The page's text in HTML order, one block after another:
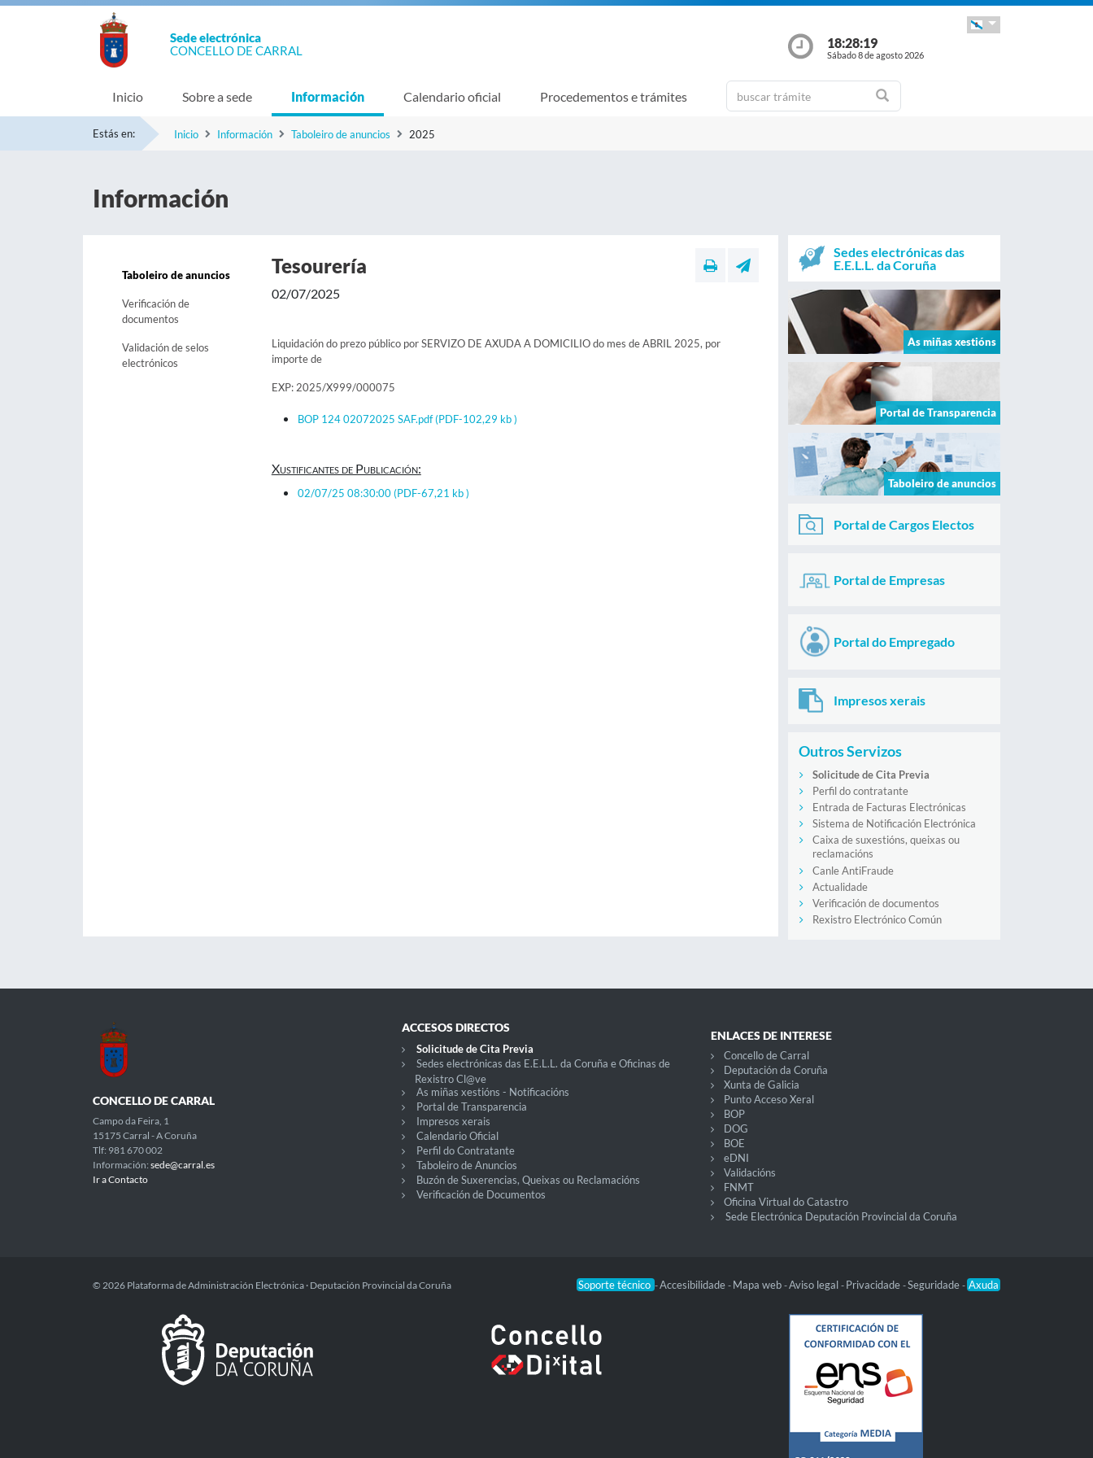
Sede electrónica
CONCELLO DE CARRAL
18:28:19
Sábado 8 de agosto 2026
Inicio Sobre a sede Información Calendario oficial Procedementos e trámites
Estás en: Inicio Información Taboleiro de anuncios 2025
Información
Taboleiro de anuncios
Verificación de
documentos
Validación de selos
electrónicos
Tesourería
02/07/2025
Liquidación do prezo público por SERVIZO DE AXUDA A DOMICILIO do mes de ABRIL 2025, por
importe de
EXP: 2025/X999/000075
BOP 124 02072025 SAF.pdf(PDF-102,29 kb )
Xustificantes de Publicación:
02/07/25 08:30:00(PDF-67,21 kb )
Sedes electrónicas das
E.E.L.L. da Coruña
As miñas xestións
Portal de Transparencia
Taboleiro de anuncios
Portal de Cargos Electos
Portal de Empresas
Portal do Empregado
Impresos xerais
Outros Servizos
Solicitude de Cita Previa
Perfil do contratante
Entrada de Facturas Electrónicas
Sistema de Notificación Electrónica
Caixa de suxestións, queixas ou
reclamacións
Canle AntiFraude
Actualidade
Verificación de documentos
Rexistro Electrónico Común
CONCELLO DE CARRAL
Campo da Feira, 1
15175 Carral - A Coruña
Tlf: 981 670 002
Información: sede@carral.es
Ir a Contacto
ACCESOS DIRECTOS
Solicitude de Cita Previa
Sedes electrónicas das E.E.L.L. da Coruña e Oficinas de
Rexistro Cl@ve
As miñas xestións - Notificacións
Portal de Transparencia
Impresos xerais
Calendario Oficial
Perfil do Contratante
Taboleiro de Anuncios
Buzón de Suxerencias, Queixas ou Reclamacións
Verificación de Documentos
ENLACES DE INTERESE
Concello de Carral
Deputación da Coruña
Xunta de Galicia
Punto Acceso Xeral
BOP
DOG
BOE
eDNI
Validacións
FNMT
Oficina Virtual do Catastro
Sede Electrónica Deputación Provincial da Coruña
Soporte técnico -Accesibilidade - Mapa web -Aviso legal - Privacidade -Seguridade - Axuda
© 2026 Plataforma de Administración Electrónica · Deputación Provincial da Coruña